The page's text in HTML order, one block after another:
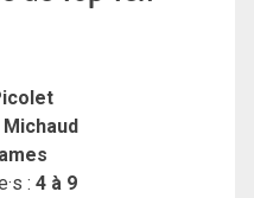
: 4 à 9